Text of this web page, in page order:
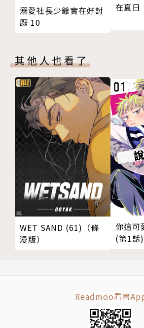
溺愛社長少爺實在好討
厭 10
在夏日
其他人也看了
WET SAND (61)（條
漫版）
你這可
(第1話)
Readmoo看書